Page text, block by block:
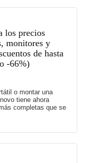
los precios
monitores y
de hasta
-66%)
o montar una
tiene ahora
completas que se